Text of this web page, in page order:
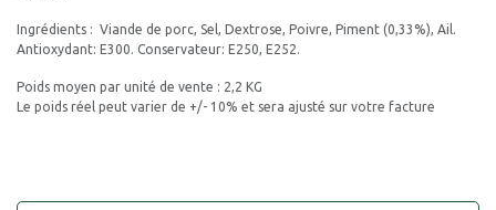
Ingrédients : Viande de porc, Sel, Dextrose, Poivre, Piment (0,33%), Ail.
Antioxydant: E300. Conservateur: E250, E252.
Poids moyen par unité de vente : 2,2 KG
Le poids réel peut varier de +/- 10% et sera ajusté sur votre facture